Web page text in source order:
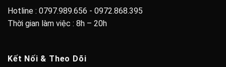
Hotline : 0797.989.656 - 0972.868.395
Thời gian làm việc : 8h – 20h
Kết Nối & Theo Dõi